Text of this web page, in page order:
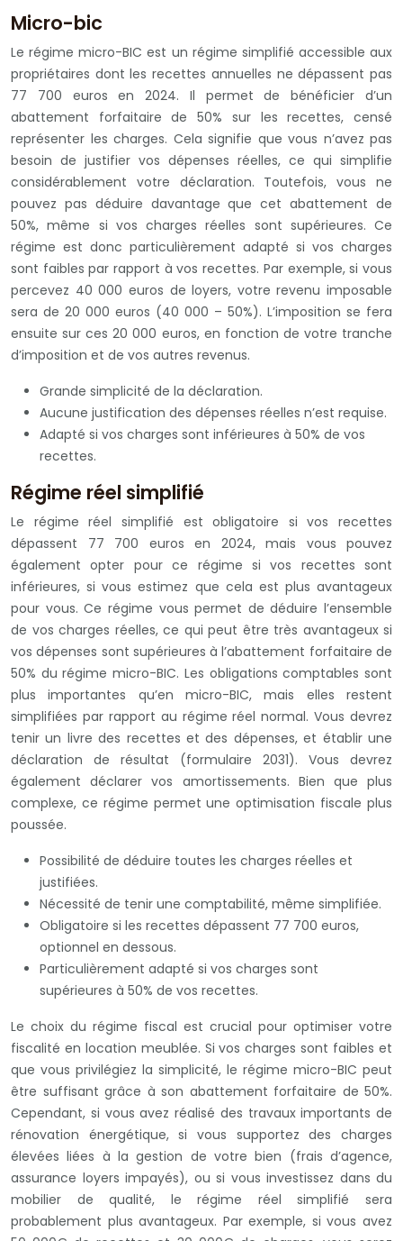
Micro-bic
Le régime micro-BIC est un régime simplifié accessible aux
propriétaires dont les recettes annuelles ne dépassent pas
77 700 euros en 2024. Il permet de bénéficier d’un
abattement forfaitaire de 50% sur les recettes, censé
représenter les charges. Cela signifie que vous n’avez pas
besoin de justifier vos dépenses réelles, ce qui simplifie
considérablement votre déclaration. Toutefois, vous ne
pouvez pas déduire davantage que cet abattement de
50%, même si vos charges réelles sont supérieures. Ce
régime est donc particulièrement adapté si vos charges
sont faibles par rapport à vos recettes. Par exemple, si vous
percevez 40 000 euros de loyers, votre revenu imposable
sera de 20 000 euros (40 000 – 50%). L’imposition se fera
ensuite sur ces 20 000 euros, en fonction de votre tranche
d’imposition et de vos autres revenus.
Grande simplicité de la déclaration.
Aucune justification des dépenses réelles n’est requise.
Adapté si vos charges sont inférieures à 50% de vos
recettes.
Régime réel simplifié
Le régime réel simplifié est obligatoire si vos recettes
dépassent 77 700 euros en 2024, mais vous pouvez
également opter pour ce régime si vos recettes sont
inférieures, si vous estimez que cela est plus avantageux
pour vous. Ce régime vous permet de déduire l’ensemble
de vos charges réelles, ce qui peut être très avantageux si
vos dépenses sont supérieures à l’abattement forfaitaire de
50% du régime micro-BIC. Les obligations comptables sont
plus importantes qu’en micro-BIC, mais elles restent
simplifiées par rapport au régime réel normal. Vous devrez
tenir un livre des recettes et des dépenses, et établir une
déclaration de résultat (formulaire 2031). Vous devrez
également déclarer vos amortissements. Bien que plus
complexe, ce régime permet une optimisation fiscale plus
poussée.
Possibilité de déduire toutes les charges réelles et
justifiées.
Nécessité de tenir une comptabilité, même simplifiée.
Obligatoire si les recettes dépassent 77 700 euros,
optionnel en dessous.
Particulièrement adapté si vos charges sont
supérieures à 50% de vos recettes.
Le choix du régime fiscal est crucial pour optimiser votre
fiscalité en location meublée. Si vos charges sont faibles et
que vous privilégiez la simplicité, le régime micro-BIC peut
être suffisant grâce à son abattement forfaitaire de 50%.
Cependant, si vous avez réalisé des travaux importants de
rénovation énergétique, si vous supportez des charges
élevées liées à la gestion de votre bien (frais d’agence,
assurance loyers impayés), ou si vous investissez dans du
mobilier de qualité, le régime réel simplifié sera
probablement plus avantageux. Par exemple, si vous avez